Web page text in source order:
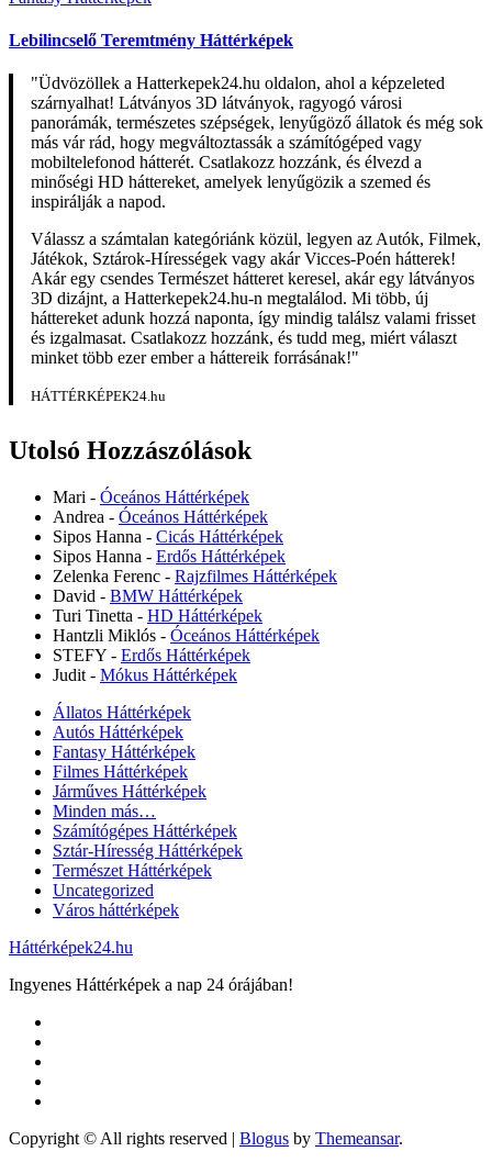
Lebilincselő Teremtmény Háttérképek
"Üdvözöllek a Hatterkepek24.hu oldalon, ahol a képzeleted
szárnyalhat! Látványos 3D látványok, ragyogó városi
panorámák, természetes szépségek, lenyűgöző állatok és még sok
más vár rád, hogy megváltoztassák a számítógéped vagy
mobiltelefonod hátterét. Csatlakozz hozzánk, és élvezd a
minőségi HD háttereket, amelyek lenyűgözik a szemed és
inspirálják a napod.
Válassz a számtalan kategóriánk közül, legyen az Autók, Filmek,
Játékok, Sztárok-Hírességek vagy akár Vicces-Poén hátterek!
Akár egy csendes Természet hátteret keresel, akár egy látványos
3D dizájnt, a Hatterkepek24.hu-n megtalálod. Mi több, új
háttereket adunk hozzá naponta, így mindig találsz valami frisset
és izgalmasat. Csatlakozz hozzánk, és tudd meg, miért választ
minket több ezer ember a háttereik forrásának!"
HÁTTÉRKÉPEK24.hu
Utolsó Hozzászólások
Mari - Óceános Háttérképek
Andrea - Óceános Háttérképek
Sipos Hanna - Cicás Háttérképek
Sipos Hanna - Erdős Háttérképek
Zelenka Ferenc - Rajzfilmes Háttérképek
David - BMW Háttérképek
Turi Tinetta - HD Háttérképek
Hantzli Miklós - Óceános Háttérképek
STEFY - Erdős Háttérképek
Judit - Mókus Háttérképek
Állatos Háttérképek
Autós Háttérképek
Fantasy Háttérképek
Filmes Háttérképek
Járműves Háttérképek
Minden más…
Számítógépes Háttérképek
Sztár-Híresség Háttérképek
Természet Háttérképek
Uncategorized
Város háttérképek
Háttérképek24.hu
Ingyenes Háttérképek a nap 24 órájában!
Copyright © All rights reserved | Blogus by Themeansar.